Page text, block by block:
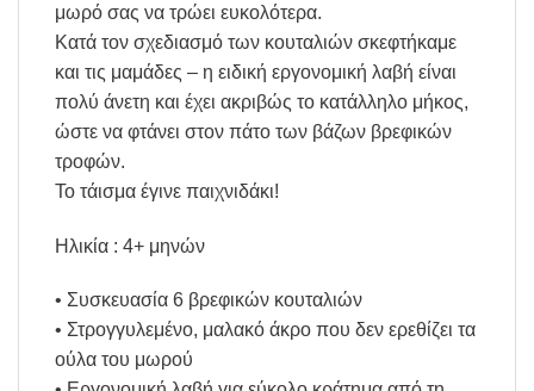
μωρό σας να τρώει ευκολότερα.
Κατά τον σχεδιασμό των κουταλιών σκεφτήκαμε
και τις μαμάδες – η ειδική εργονομική λαβή είναι
πολύ άνετη και έχει ακριβώς το κατάλληλο μήκος,
ώστε να φτάνει στον πάτο των βάζων βρεφικών
τροφών.
Το τάισμα έγινε παιχνιδάκι!
Ηλικία : 4+ μηνών
• Συσκευασία 6 βρεφικών κουταλιών
• Στρογγυλεμένο, μαλακό άκρο που δεν ερεθίζει τα
ούλα του μωρού